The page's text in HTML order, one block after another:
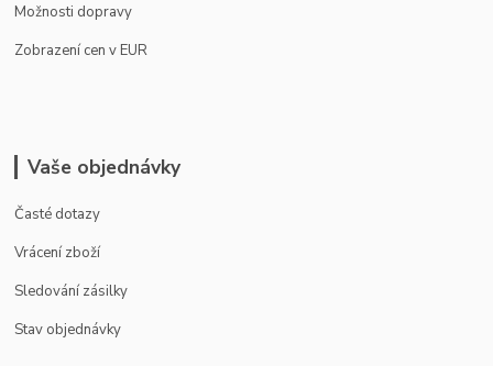
Možnosti dopravy
Zobrazení cen v EUR
Vaše objednávky
Časté dotazy
Vrácení zboží
Sledování zásilky
Stav objednávky